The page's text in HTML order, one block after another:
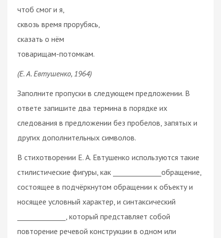
чтоб смог и я,
сквозь время прорубясь,
сказать о нём
товарищам-потомкам.
(Е. А. Евтушенко, 1964)
Заполните пропуски в следующем предложении. В
ответе запишите два термина в порядке их
следования в предложении без пробелов, запятых и
других дополнительных символов.
В стихотворении Е. А. Евтушенко используются такие
стилистические фигуры, как ______________обращение,
состоящее в подчёркнутом обращении к объекту и
носящее условный характер, и синтаксический
______________, который представляет собой
повторение речевой конструкции в одном или